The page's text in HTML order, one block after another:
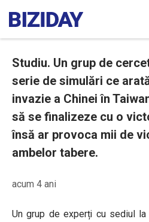
Studiu. Un grup de
serie de simulări ce
invazie a Chinei în
să se finalizeze cu o
însă ar provoca mii de
ambelor tabere.
acum 4 ani
Un grup de experți cu sediul la